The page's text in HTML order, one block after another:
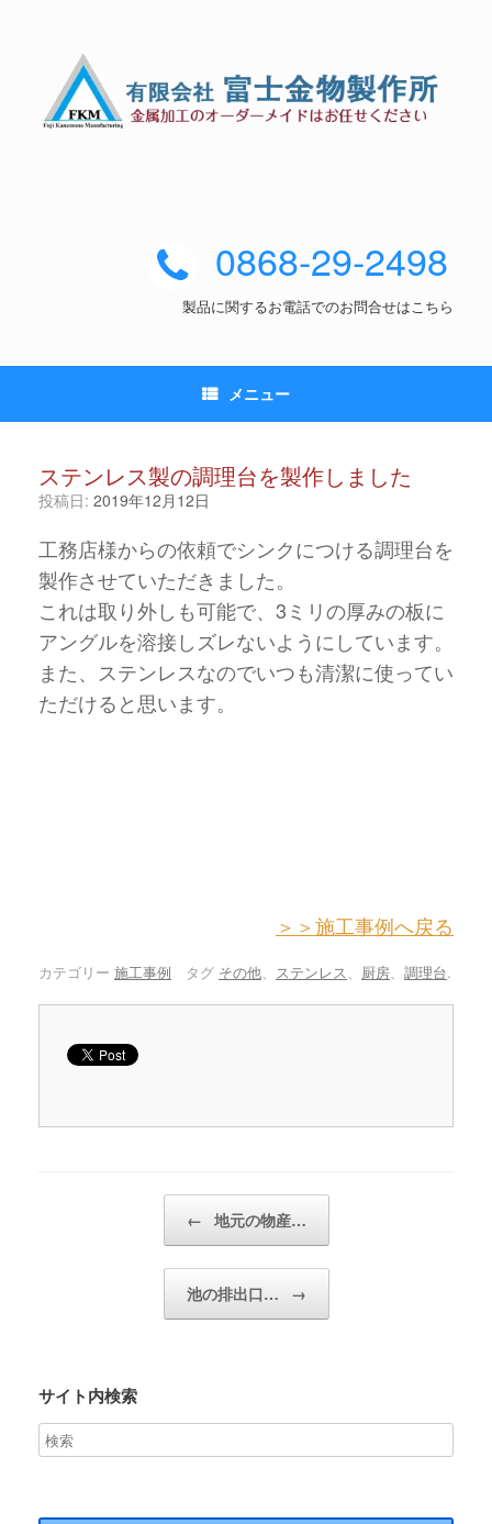
0868-29-2498
製品に関するお電話でのお問合せはこちら
メニュー
ステンレス製の調理台を製作しました
投稿日: 2019年12月12日
工務店様からの依頼でシンクにつける調理台を
製作させていただきました。
これは取り外しも可能で、3ミリの厚みの板に
アングルを溶接しズレないようにしています。
また、ステンレスなのでいつも清潔に使ってい
ただけると思います。
＞＞施工事例へ戻る
カテゴリー 施工事例 タグ その他、 ステンレス、 厨房、 調理台.
← 地元の物産…
池の排出口… →
サイト内検索